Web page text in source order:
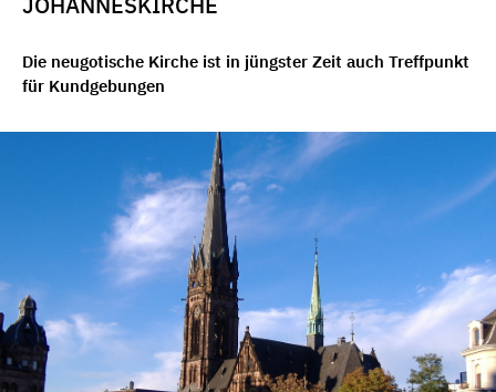
Die neugotische Kirche ist in jüngster Zeit auch Treffpunkt
für Kundgebungen